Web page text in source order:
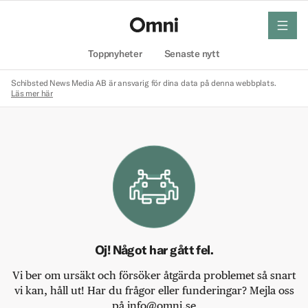
Toppnyheter Senaste nytt
meny
Schibsted News Media AB är ansvarig för dina data på denna webbplats.
Läs mer här
Oj! Något har gått fel.
Vi ber om ursäkt och försöker åtgärda problemet så snart
vi kan, håll ut! Har du frågor eller funderingar? Mejla oss